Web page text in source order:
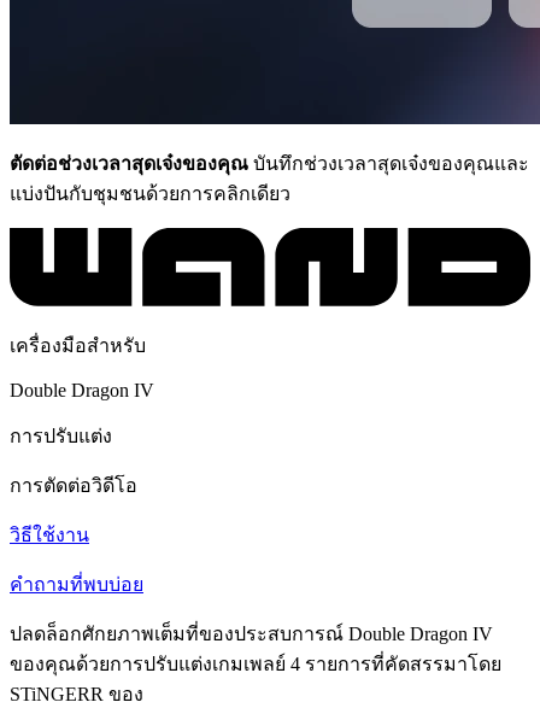
ตัดต่อช่วงเวลาสุดเจ๋งของคุณ บันทึกช่วงเวลาสุดเจ๋งของคุณและ
แบ่งปันกับชุมชนด้วยการคลิกเดียว
เครื่องมือสำหรับ
Double Dragon IV
การปรับแต่ง
การตัดต่อวิดีโอ
วิธีใช้งาน
คำถามที่พบบ่อย
ปลดล็อกศักยภาพเต็มที่ของประสบการณ์ Double Dragon IV
ของคุณด้วยการปรับแต่งเกมเพลย์ 4 รายการที่คัดสรรมาโดย
STiNGERR ของ